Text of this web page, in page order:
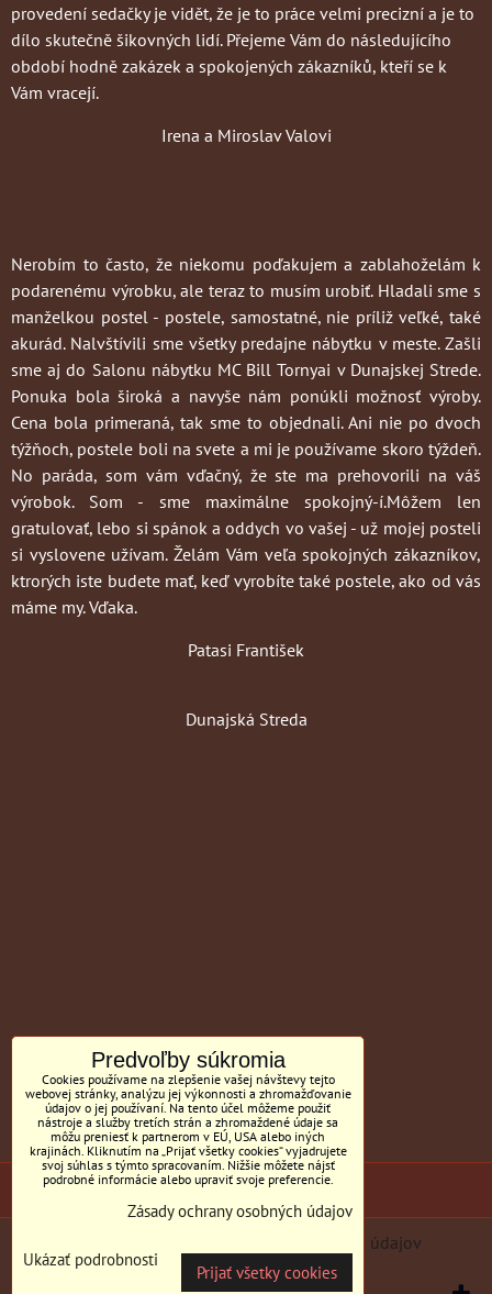
provedení sedačky je vidět, že je to práce velmi precizní a je to
dílo skutečně šikovných lidí. Přejeme Vám do následujícího
období hodně zakázek a spokojených zákazníků, kteří se k
Vám vracejí.
Irena a Miroslav Valovi
Nerobím to často, že niekomu poďakujem a zablahoželám k
podarenému výrobku, ale teraz to musím urobiť. Hladali sme s
manželkou postel - postele, samostatné, nie príliž veľké, také
akurád. Nalvštívili sme všetky predajne nábytku v meste. Zašli
sme aj do Salonu nábytku MC Bill Tornyai v Dunajskej Strede.
Ponuka bola široká a navyše nám ponúkli možnosť výroby.
Cena bola primeraná, tak sme to objednali. Ani nie po dvoch
týžňoch, postele boli na svete a mi je používame skoro týždeň.
No paráda, som vám vďačný, že ste ma prehovorili na váš
výrobok. Som - sme maximálne spokojný-í.Môžem len
gratulovať, lebo si spánok a oddych vo vašej - už mojej posteli
si vyslovene užívam. Želám Vám veľa spokojných zákazníkov,
ktrorých iste budete mať, keď vyrobíte také postele, ako od vás
máme my. Vďaka.
Patasi František
Dunajská Streda
(c) Sedačky BILL MC Tornyai
Zásady ochrany osobných údajov
Predvoľby súkromia
Cookies používame na zlepšenie vašej návštevy tejto
webovej stránky, analýzu jej výkonnosti a zhromažďovanie
údajov o jej používaní. Na tento účel môžeme použiť
nástroje a služby tretích strán a zhromaždené údaje sa
môžu preniesť k partnerom v EÚ, USA alebo iných
krajinách. Kliknutím na „Prijať všetky cookies“ vyjadrujete
svoj súhlas s týmto spracovaním. Nižšie môžete nájsť
podrobné informácie alebo upraviť svoje preferencie.
Zásady ochrany osobných údajov
Ukázať podrobnosti
Prijať všetky cookies